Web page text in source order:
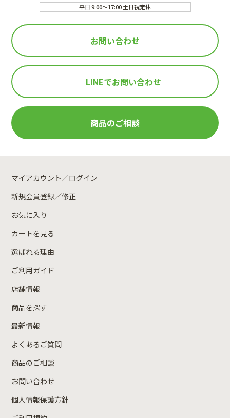
平日 9:00～17:00 土日祝定休
お問い合わせ
LINEでお問い合わせ
商品のご相談
マイアカウント／ログイン
新規会員登録／修正
お気に入り
カートを見る
選ばれる理由
ご利用ガイド
店舗情報
商品を探す
最新情報
よくあるご質問
商品のご相談
お問い合わせ
個人情報保護方針